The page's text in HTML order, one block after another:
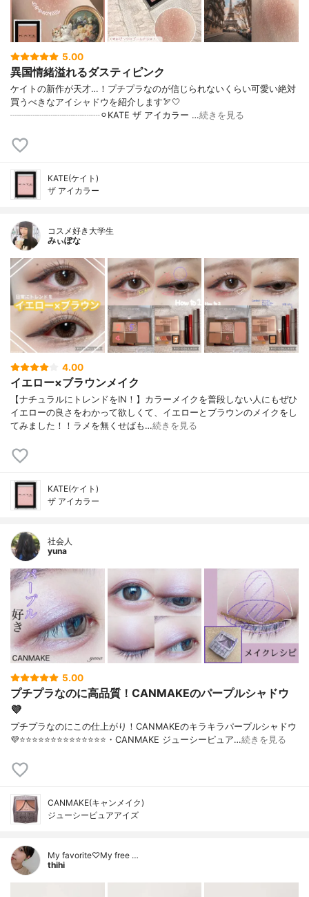
5.00
異国情緒溢れるダスティピンク
ケイトの新作が天才…！プチプラなのが信じられないくらい可愛い絶対
買うべきなアイシャドウを紹介します🏹🤍
┈┈┈┈┈┈┈┈┈┈⚪︎KATE ザ アイカラー …続きを見る
KATE(ケイト)
ザ アイカラー
コスメ好き大学生
みぃぽな
4.00
イエロー×ブラウンメイク
【ナチュラルにトレンドをIN！】カラーメイクを普段しない人にもぜひ
イエローの良さをわかって欲しくて、イエローとブラウンのメイクをし
てみました！！ラメを無くせばも…続きを見る
KATE(ケイト)
ザ アイカラー
社会人
yuna
5.00
プチプラなのに高品質！CANMAKEのパープルシャドウ
💜
プチプラなのにこの仕上がり！CANMAKEのキラキラパープルシャドウ
💜⭐️⭐️⭐️⭐️⭐️⭐️⭐️⭐️⭐️⭐️⭐️⭐️⭐️⭐️・CANMAKE ジューシーピュア…続きを見る
CANMAKE(キャンメイク)
ジューシーピュアアイズ
My favorite♡My free …
thihi